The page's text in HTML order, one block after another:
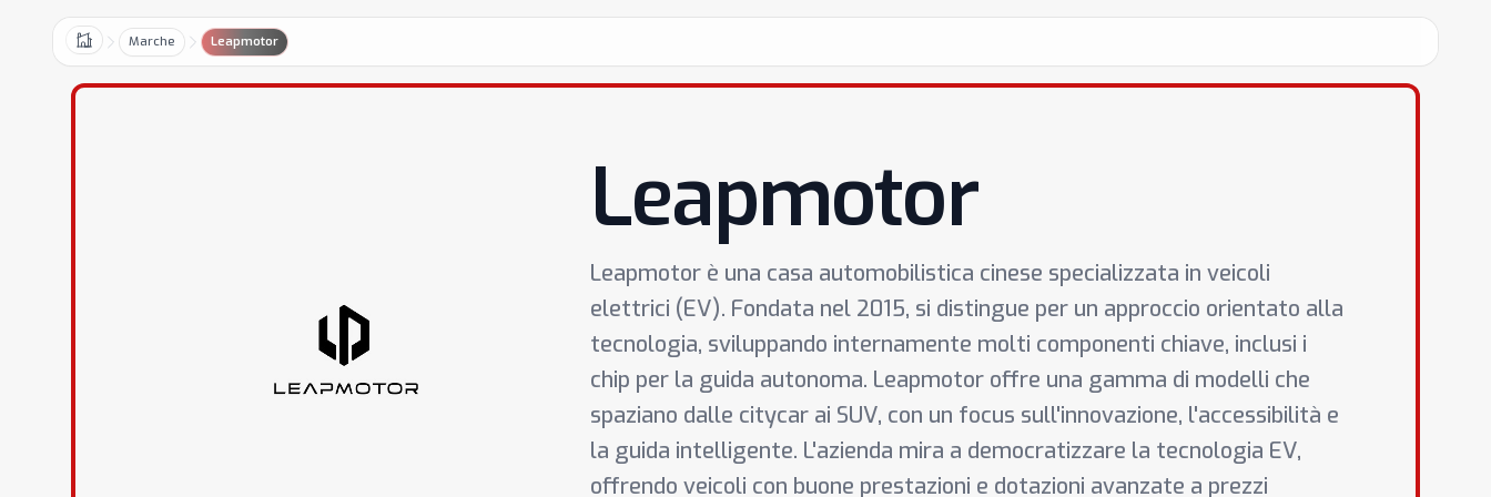
Home Marche Leapmotor
Leapmotor
Leapmotor è una casa automobilistica cinese specializzata in veicoli
elettrici (EV). Fondata nel 2015, si distingue per un approccio orientato alla
tecnologia, sviluppando internamente molti componenti chiave, inclusi i
chip per la guida autonoma. Leapmotor offre una gamma di modelli che
spaziano dalle citycar ai SUV, con un focus sull'innovazione, l'accessibilità e
la guida intelligente. L'azienda mira a democratizzare la tecnologia EV,
offrendo veicoli con buone prestazioni e dotazioni avanzate a prezzi